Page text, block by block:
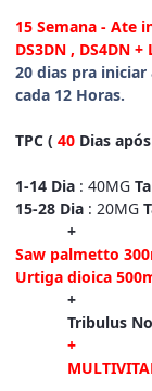
15 Semana - Ate
DS3DN , DS4DN
20 dias pra
cada 12 Horas.
TPC ( 40 Dias
1-14 Dia : 40MG
15-28 Dia : 20MG
+
Saw palmetto
Urtiga dioica
+
Tribulus
+